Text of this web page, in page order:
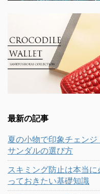
最新の記事
夏の小物で印象チェン
サンダルの選び方
スキミング防止は本当
っておきたい基礎知識